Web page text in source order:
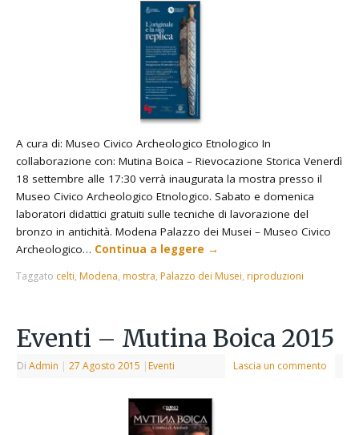
A cura di: Museo Civico Archeologico Etnologico In
collaborazione con: Mutina Boica – Rievocazione Storica Venerdì
18 settembre alle 17:30 verrà inaugurata la mostra presso il
Museo Civico Archeologico Etnologico. Sabato e domenica
laboratori didattici gratuiti sulle tecniche di lavorazione del
bronzo in antichità. Modena Palazzo dei Musei – Museo Civico
Archeologico… Continua a leggere →
Taggato celti, Modena, mostra, Palazzo dei Musei, riproduzioni
Eventi – Mutina Boica 2015
DiAdmin | 27 Agosto 2015 | Eventi Lascia un commento